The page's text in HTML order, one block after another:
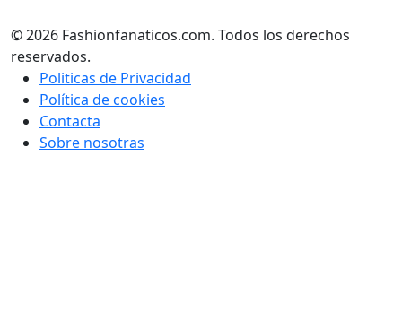
© 2026 Fashionfanaticos.com. Todos los derechos
reservados.
Politicas de Privacidad
Política de cookies
Contacta
Sobre nosotras